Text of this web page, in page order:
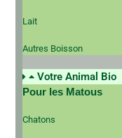
Lait
Autres Boisson
Votre Animal Bio
Pour les Matous
Chatons